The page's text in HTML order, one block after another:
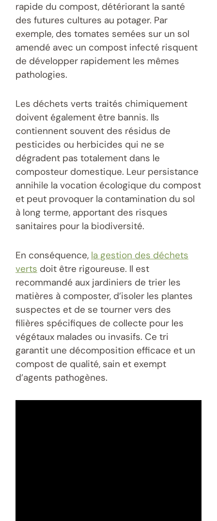
rapide du compost, détériorant la santé
des futures cultures au potager. Par
exemple, des tomates semées sur un sol
amendé avec un compost infecté risquent
de développer rapidement les mêmes
pathologies.
Les déchets verts traités chimiquement
doivent également être bannis. Ils
contiennent souvent des résidus de
pesticides ou herbicides qui ne se
dégradent pas totalement dans le
composteur domestique. Leur persistance
annihile la vocation écologique du compost
et peut provoquer la contamination du sol
à long terme, apportant des risques
sanitaires pour la biodiversité.
En conséquence, la gestion des déchets
verts doit être rigoureuse. Il est
recommandé aux jardiniers de trier les
matières à composter, d’isoler les plantes
suspectes et de se tourner vers des
filières spécifiques de collecte pour les
végétaux malades ou invasifs. Ce tri
garantit une décomposition efficace et un
compost de qualité, sain et exempt
d’agents pathogènes.